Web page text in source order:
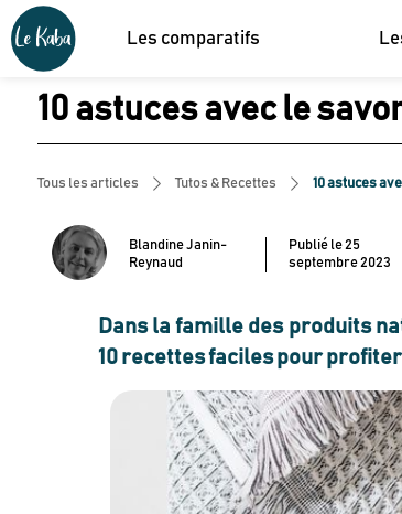
Les comparatifs
10 astuces avec le
Tous les articles Tutos & Recettes 10 astuces
Blandine Janin-
Reynaud
Publié le25
septembre 2023
Dans la famille des produits
10 recettes faciles pour